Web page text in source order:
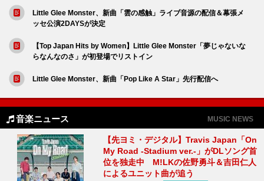
Little Glee Monster、新曲「雲の感触」ライブ音源の配信＆幕張メ
ッセ公演2DAYSが決定
【Top Japan Hits by Women】Little Glee Monster「夢じゃないな
らなんなのさ」が初登場でリストイン
Little Glee Monster、新曲「Pop Like A Star」先行配信へ
音楽ニュース MUSIC NEWS
【先ヨミ・デジタル】Travis Japan「On
My Road -Stadium ver.-」がDLソング首
位を独走中 M!LKの佐野勇斗＆吉田仁人
によるユニット曲が追う